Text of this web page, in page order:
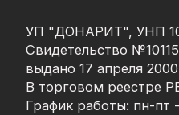
УП "ДОНАРИТ", УНП
Свидетельство
выдано 17 апреля
В торговом реестре
График работы: пн-пт